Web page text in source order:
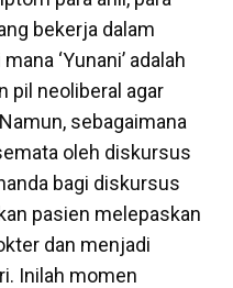
bekerja dalam
‘Yunani’ adalah
pil neoliberal agar
sebagaimana
oleh diskursus
bagi diskursus
pasien melepaskan
dan menjadi
Inilah momen